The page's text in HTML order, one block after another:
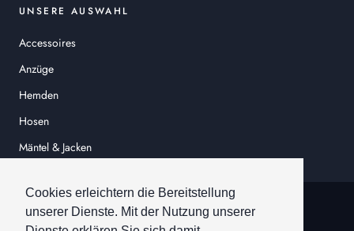
Cookies erleichtern die Bereitstellung
unserer Dienste. Mit der Nutzung unserer
UNSERE AUSWAHL
Accessoires
Anzüge
Hemden
Hosen
Mäntel & Jacken
© HEINER SCHNEIDER